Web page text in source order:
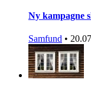
Ny kampagne
Samfund • 20.07